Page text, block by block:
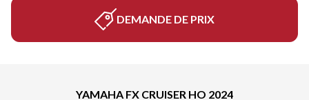
DEMANDE DE PRIX
YAMAHA FX CRUISER HO 2024